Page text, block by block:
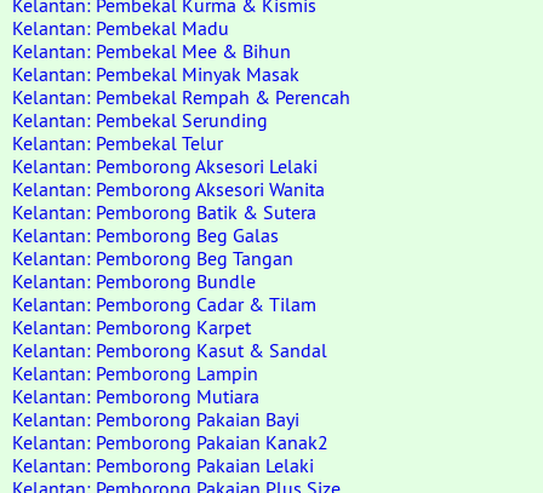
Kelantan: Pembekal Kurma & Kismis
Kelantan: Pembekal Madu
Kelantan: Pembekal Mee & Bihun
Kelantan: Pembekal Minyak Masak
Kelantan: Pembekal Rempah & Perencah
Kelantan: Pembekal Serunding
Kelantan: Pembekal Telur
Kelantan: Pemborong Aksesori Lelaki
Kelantan: Pemborong Aksesori Wanita
Kelantan: Pemborong Batik & Sutera
Kelantan: Pemborong Beg Galas
Kelantan: Pemborong Beg Tangan
Kelantan: Pemborong Bundle
Kelantan: Pemborong Cadar & Tilam
Kelantan: Pemborong Karpet
Kelantan: Pemborong Kasut & Sandal
Kelantan: Pemborong Lampin
Kelantan: Pemborong Mutiara
Kelantan: Pemborong Pakaian Bayi
Kelantan: Pemborong Pakaian Kanak2
Kelantan: Pemborong Pakaian Lelaki
Kelantan: Pemborong Pakaian Plus Size